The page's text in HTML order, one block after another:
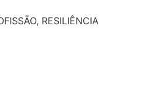
RESILIÊNCIA